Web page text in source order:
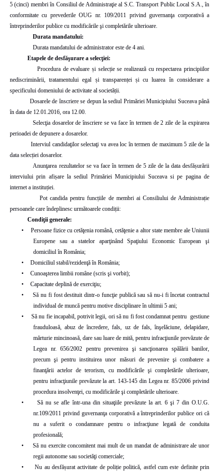
5 (cinci) membri în Consiliul de Administraţie al S.C. Transport Public Local S.A., în
conformitate cu prevederile OUG nr. 109/2011 privind guvernanţa corporativă a
întreprinderilor publice cu modificările şi completările ulterioare.
Durata mandatului:
Durata mandatului de administrator este de 4 ani.
Etapele de desfăşurare a selecţiei:
Procedura de evaluare și selecție se realizează cu respectarea principiilor
nediscriminării, tratamentului egal și transparenței și cu luarea în considerare a
specificului domeniului de activitate al societății.
Dosarele de înscriere se depun la sediul Primăriei Municipiului Suceava până
în data de 12.01.2016, ora 12.00.
Selecţia dosarelor de înscriere se va face în termen de 2 zile de la expirarea
perioadei de depunere a dosarelor.
Interviul candidaţilor selectaţi va avea loc în termen de maximum 5 zile de la
data selecției dosarelor.
Anunţarea rezultatelor se va face în termen de 5 zile de la data desfășurării
interviului prin afișare la sediul Primăriei Municipiului Suceava si pe pagina de
internet a instituției.
Pot candida pentru funcțiile de membri ai Consiliului de Administrație
persoanele care îndeplinesc următoarele condiții:
Condiţii generale:
•
Persoane fizice cu cetăţenia română, cetăţenie a altor state membre ale Uniunii
Europene sau a statelor aparţinând Spaţiului Economic European şi
domiciliul în România;
•
Domiciliul stabil/rezidenţă în România;
•
Cunoaşterea limbii române (scris şi vorbit);
•
Capacitate deplină de exerciţiu;
•
Să nu fi fost destituit dintr-o funcţie publică sau să nu-i fi încetat contractul
individual de muncă pentru motive disciplinare în ultimii 5 ani;
•
Să nu fie incapabil, potrivit legii, ori să nu fi fost condamnat pentru gestiune
frauduloasă, abuz de încredere, fals, uz de fals, înşelăciune, delapidare,
mărturie mincinoasă, dare sau luare de mită, pentru infracţiunile prevăzute de
Legea nr. 656/2002 pentru prevenirea şi sancţionarea spălării banilor,
precum şi pentru instituirea unor măsuri de prevenire şi combatere a
finanţării actelor de terorism, cu modificările şi completările ulterioare,
pentru infracţiunile prevăzute la art. 143-145 din Legea nr. 85/2006 privind
procedura insolvenţei, cu modificările şi completările ulterioare.
•
Să nu se afle într-una din situaţiile prevăzute la art. 6 şi 7 din O.U.G.
nr.109/2011 privind guvernanţa corporativă a întreprinderilor publice ori că
nu a suferit o condamnare pentru o infracţiune legată de conduita
profesională;
•
Să nu exercite concomitent mai mult de un mandat de administrare ale unor
regii autonome sau societăţi comerciale;
•
Nu au desfășurat activitate de poliție politică, astfel cum este definite prin